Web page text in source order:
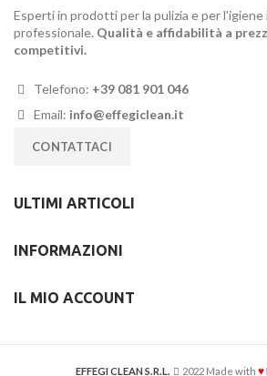
Esperti in prodotti per la pulizia e per l'igiene
professionale. Qualità e affidabilità a
competitivi.
Telefono: +39 081 901 046
Email: info@effegiclean.it
CONTATTACI
ULTIMI ARTICOLI
INFORMAZIONI
IL MIO ACCOUNT
EFFEGI CLEAN S.R.L. 2022 Made with ♥